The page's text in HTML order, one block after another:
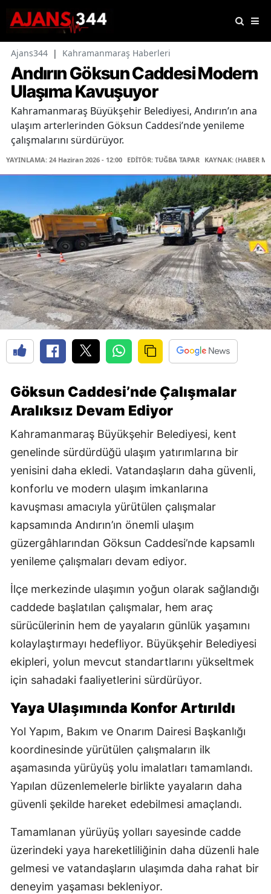
Ajans344 | Kahramanmaraş Haberleri
Andırın Göksun Caddesi Modern
Ulaşıma Kavuşuyor
Kahramanmaraş Büyükşehir Belediyesi, Andırın’ın ana
ulaşım arterlerinden Göksun Caddesi’nde yenileme
çalışmalarını sürdürüyor.
YAYINLAMA: 24 Haziran 2026 - 12:00 EDİTÖR: TUĞBA TAPAR KAYNAK: (HABER
Göksun Caddesi’nde Çalışmalar
Aralıksız Devam Ediyor
Kahramanmaraş Büyükşehir Belediyesi, kent
genelinde sürdürdüğü ulaşım yatırımlarına bir
yenisini daha ekledi. Vatandaşların daha güvenli,
konforlu ve modern ulaşım imkanlarına
kavuşması amacıyla yürütülen çalışmalar
kapsamında Andırın’ın önemli ulaşım
güzergâhlarından Göksun Caddesi’nde kapsamlı
yenileme çalışmaları devam ediyor.
İlçe merkezinde ulaşımın yoğun olarak sağlandığı
caddede başlatılan çalışmalar, hem araç
sürücülerinin hem de yayaların günlük yaşamını
kolaylaştırmayı hedefliyor. Büyükşehir Belediyesi
ekipleri, yolun mevcut standartlarını yükseltmek
için sahadaki faaliyetlerini sürdürüyor.
Yaya Ulaşımında Konfor Artırıldı
Yol Yapım, Bakım ve Onarım Dairesi Başkanlığı
koordinesinde yürütülen çalışmaların ilk
aşamasında yürüyüş yolu imalatları tamamlandı.
Yapılan düzenlemelerle birlikte yayaların daha
güvenli şekilde hareket edebilmesi amaçlandı.
Tamamlanan yürüyüş yolları sayesinde cadde
üzerindeki yaya hareketliliğinin daha düzenli hale
gelmesi ve vatandaşların ulaşımda daha rahat bir
deneyim yaşaması bekleniyor.